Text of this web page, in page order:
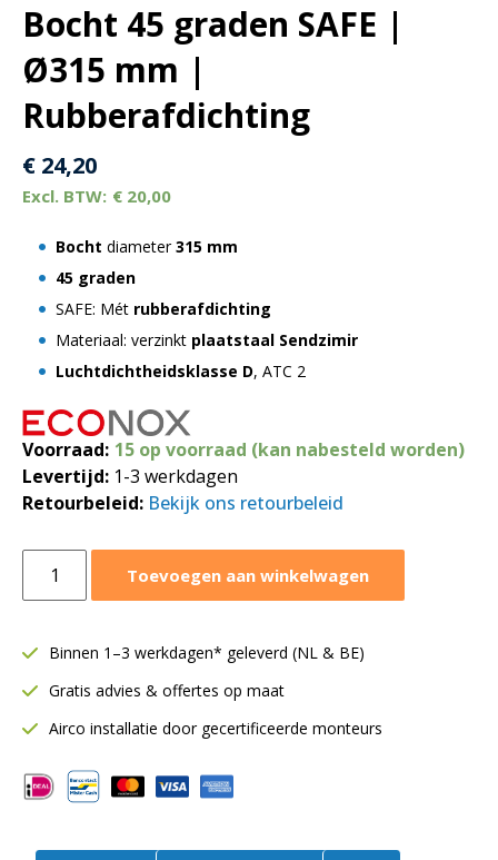
Bocht 45 graden SAFE |
Ø315 mm |
Rubberafdichting
€ 24,20
€ 20,00
Bocht diameter315 mm
45 graden
SAFE: Mét rubberafdichting
Materiaal: verzinkt plaatstaal Sendzimir
Luchtdichtheidsklasse D, ATC 2
Voorraad: 15 op voorraad (kan nabesteld worden)
Levertijd: 1-3 werkdagen
Retourbeleid: Bekijk ons retourbeleid
SAFE
Ø315
mm
Rubberafdichting
aantal
Toevoegen aan winkelwagen
Binnen 1–3 werkdagen* geleverd (NL & BE)
Gratis advies & offertes op maat
Airco installatie door gecertificeerde monteurs